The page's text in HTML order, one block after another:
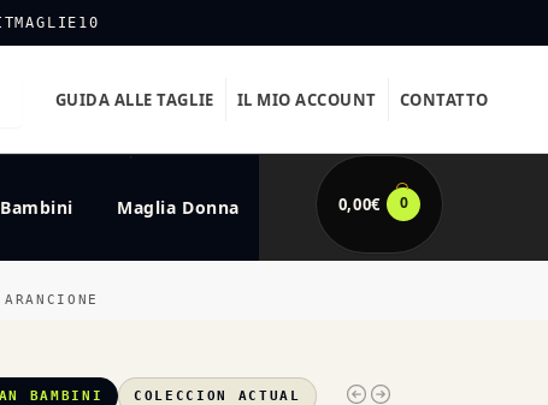
GUIDA ALLE TAGLIE IL MIO ACCOUNT CONTATTO
Maglia Donna 0,00€ 0
BAMBINI COLECCION ACTUAL